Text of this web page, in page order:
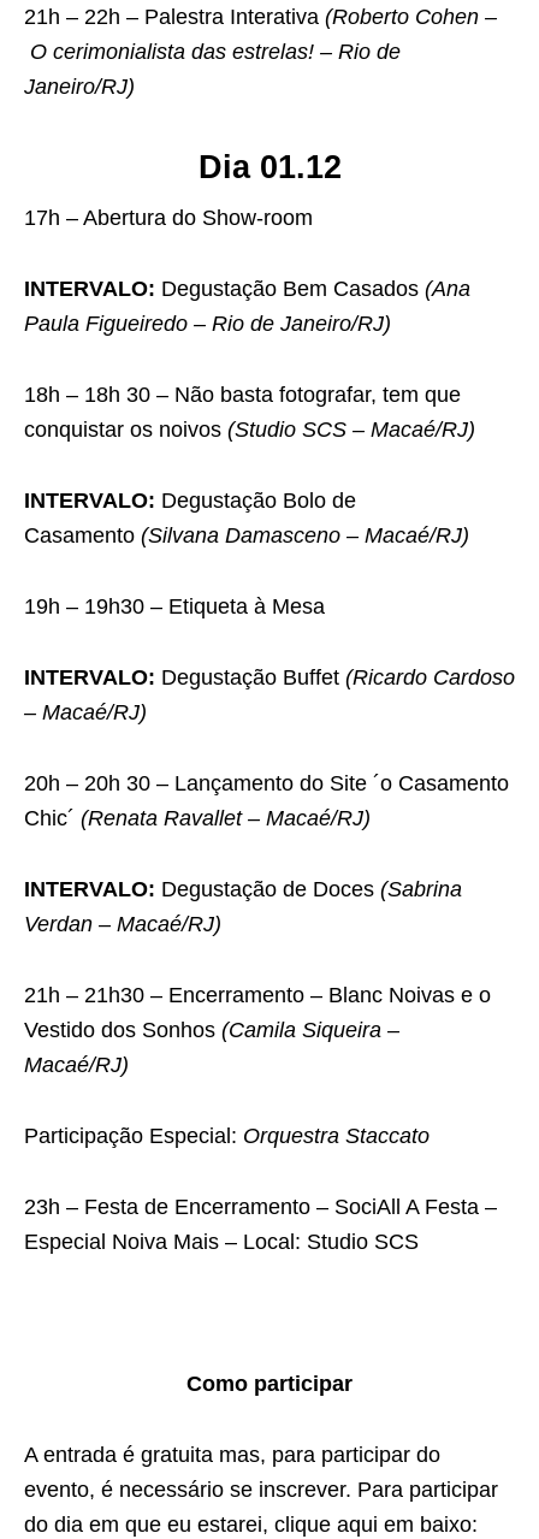
21h – 22h – Palestra Interativa (Roberto Cohen –
O cerimonialista das estrelas! – Rio de
Janeiro/RJ)
Dia 01.12
17h – Abertura do Show-room
INTERVALO: Degustação Bem Casados (Ana
Paula Figueiredo – Rio de Janeiro/RJ)
18h – 18h 30 – Não basta fotografar, tem que
conquistar os noivos (Studio SCS – Macaé/RJ)
INTERVALO: Degustação Bolo de
Casamento (Silvana Damasceno – Macaé/RJ)
19h – 19h30 – Etiqueta à Mesa
INTERVALO: Degustação Buffet (Ricardo Cardoso
– Macaé/RJ)
20h – 20h 30 – Lançamento do Site ´o Casamento
Chic´ (Renata Ravallet – Macaé/RJ)
INTERVALO: Degustação de Doces (Sabrina
Verdan – Macaé/RJ)
21h – 21h30 – Encerramento – Blanc Noivas e o
Vestido dos Sonhos (Camila Siqueira –
Macaé/RJ)
Participação Especial: Orquestra Staccato
23h – Festa de Encerramento – SociAll A Festa –
Especial Noiva Mais – Local: Studio SCS
Como participar
A entrada é gratuita mas, para participar do
evento, é necessário se inscrever. Para participar
do dia em que eu estarei, clique aqui em baixo: